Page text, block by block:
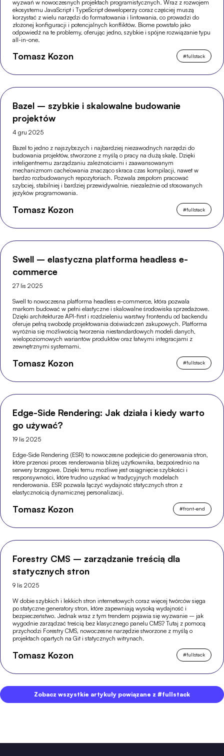
wyzwań w nowoczesnych projektach programistycznych. Wraz z rozwojem
ekosystemu JavaScript i TypeScript deweloperzy coraz częściej muszą
korzystać z wielu narzędzi do formatowania i lintowania, co prowadzi do
złożonej konfiguracji i potencjalnych konfliktów. Biome powstało jako
odpowiedź na te problemy, oferując jedno, szybkie i spójne rozwiązanie typu
all-in-one.
Tomasz Kozon #fullstack
Bazel – szybkie i skalowalne budowanie
projektów
4 gru 2025
Bazel to jedno z najszybszych i najbardziej niezawodnych narzędzi do
budowania projektów, stworzone z myślą o pracy na dużą skalę. Dzięki
inteligentnemu zarządzaniu zależnościami i zaawansowanym
mechanizmom cache’owania znacząco skraca czas kompilacji, nawet w
bardzo rozbudowanych repozytoriach. Pozwala zespołom pracować
szybciej, stabilniej i bardziej przewidywalnie, niezależnie od stosowanych
języków programowania.
Tomasz Kozon #fullstack
Swell – elastyczna platforma headless e-
commerce
27 lis 2025
Swell to nowoczesna platforma headless e-commerce, która pozwala
markom budować w pełni elastyczne i skalowalne środowiska sprzedażowe.
Dzięki architekturze API-first i rozdzieleniu warstwy frontendu od backendu
oferuje pełną swobodę projektowania doświadczeń zakupowych. Platforma
wyróżnia się możliwością tworzenia niestandardowych modeli danych,
wielopoziomowych wariantów produktów oraz łatwymi integracjami z
zewnętrznymi systemami.
Tomasz Kozon #fullstack
Edge-Side Rendering: Jak działa i kiedy warto
go używać?
19 lis 2025
Edge-Side Rendering (ESR) to nowoczesne podejście do generowania stron,
które przenosi proces renderowania bliżej użytkownika, bezpośrednio na
serwery brzegowe. Dzięki temu możliwe jest osiągnięcie szybkości i
responsywności, które trudno uzyskać w tradycyjnych modelach
renderowania. ESR pozwala łączyć wydajność statycznych stron z
elastycznością dynamicznej personalizacji.
Tomasz Kozon #front-end
Forestry CMS – zarządzanie treścią dla
statycznych stron
9 lis 2025
W dobie szybkich i lekkich stron internetowych coraz więcej twórców sięga
po statyczne generatory stron, które zapewniają wysoką wydajność i
bezpieczeństwo. Jednak wraz z tym trendem pojawia się wyzwanie – jak
wygodnie zarządzać treścią bez klasycznego panelu CMS? Tutaj z pomocą
przychodzi Forestry CMS, nowoczesne narzędzie stworzone z myślą o
projektach opartych na Git i statycznych witrynach.
Tomasz Kozon #fullstack
Zobacz wszystkie artykuły powiązane z #fullstack